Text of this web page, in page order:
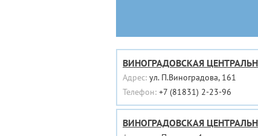
ВИНОГРАДОВСКАЯ
Адрес: ул. П.Виноградова, 161
Телефон: +7 (81831) 2-23-96
ВИНОГРАДОВСКАЯ